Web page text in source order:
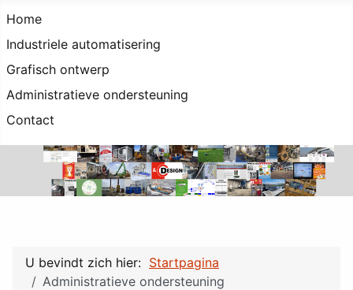
Home
Industriele automatisering
Grafisch ontwerp
Administratieve ondersteuning
Contact
U bevindt zich hier: Startpagina
Administratieve ondersteuning